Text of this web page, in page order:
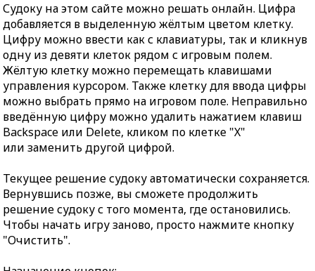
Судоку на этом сайте можно решать онлайн. Цифра
добавляется в выделенную жёлтым цветом клетку.
Цифру можно ввести как с клавиатуры, так и кликнув
одну из девяти клеток рядом с игровым полем.
Жёлтую клетку можно перемещать клавишами
управления курсором. Также клетку для ввода цифры
можно выбрать прямо на игровом поле. Неправильно
введённую цифру можно удалить нажатием клавиш
Backspace или Delete, кликом по клетке "X"
или заменить другой цифрой.
Текущее решение судоку автоматически сохраняется.
Вернувшись позже, вы сможете продолжить
решение судоку с того момента, где остановились.
Чтобы начать игру заново, просто нажмите кнопку
"Очистить".